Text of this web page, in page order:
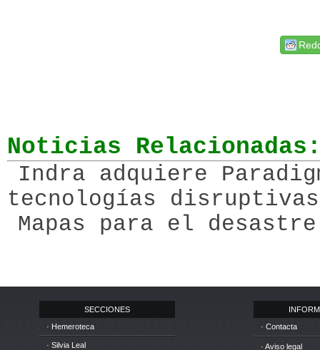
Noticias
Indra adquiere
tecnologías disruptivas
Mapas para el desastre
SECCIONES
· Hemeroteca
· Silvia Leal
· Contacta
· Aviso legal